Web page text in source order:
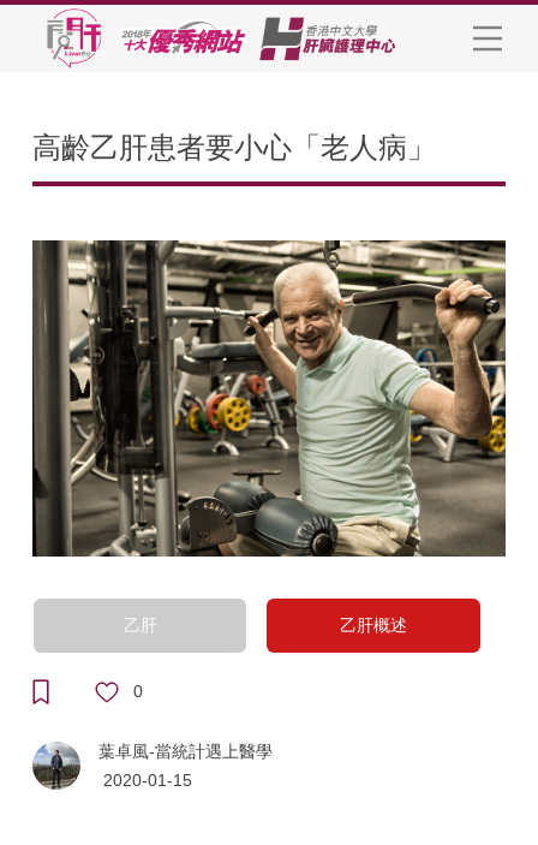
高齡乙肝患者要小心「老人病」
乙肝 乙肝概述
0
葉卓風-當統計遇上醫學
2020-01-15